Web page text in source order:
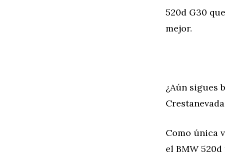
520d G30
mejor.
¿Aún sigues
Como única
el BMW